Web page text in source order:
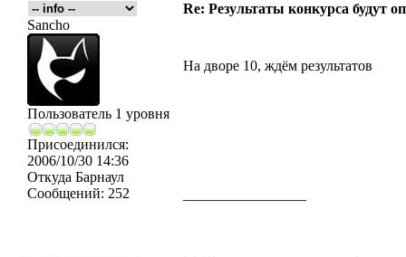
Re: Результаты конкурса будут
Sancho
Пользователь 1 уровня
Присоединился:
2006/10/30 14:36
Откуда Барнаул
Сообщений: 252
На дворе 10, ждём результатов